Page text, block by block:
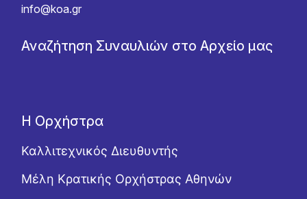
info@koa.gr
Αναζήτηση Συναυλιών στο Αρχείο μας
Η Ορχήστρα
Καλλιτεχνικός Διευθυντής
Μέλη Κρατικής Ορχήστρας Αθηνών